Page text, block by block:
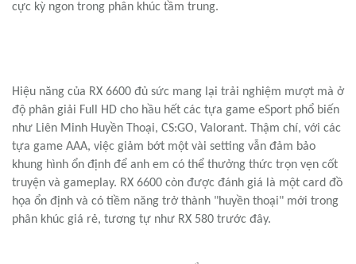
cực kỳ ngon trong phân khúc tầm trung.